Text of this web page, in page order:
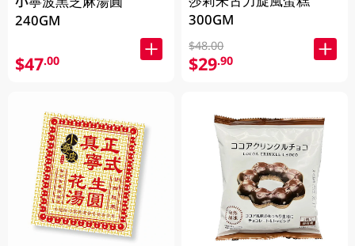
240GM
$47.00
300GM
$48.00
$29.90